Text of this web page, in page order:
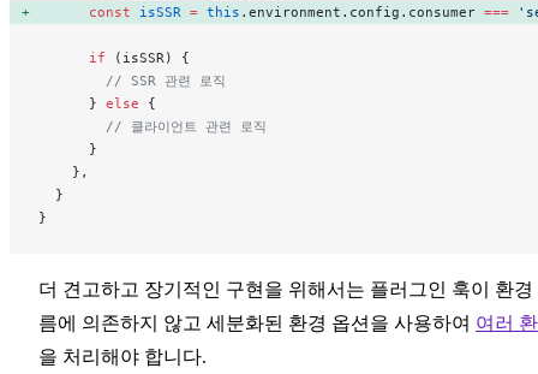
      const
isSSR = this .environment.config.consumer ===
      if
(isSSR) {
        // SSR 관련 로직
      }
else {
        // 클라이언트 관련 로직
      }
    },
  }
}
더 견고하고 장기적인 구현을 위해서는 플러그인 훅이 환경
름에 의존하지 않고 세분화된 환경 옵션을 사용하여 여러
을 처리해야 합니다.